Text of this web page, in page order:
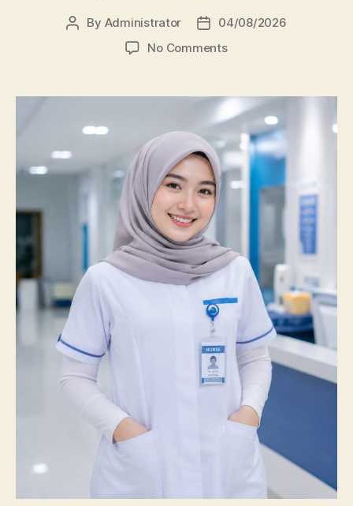
Post
By Administrator
Post04/08/2026
No Commentson
Unissula
Catatkan
Prestasi
Membanggakan,
100%
Mahasiswanya
Kompetensi
Nasional